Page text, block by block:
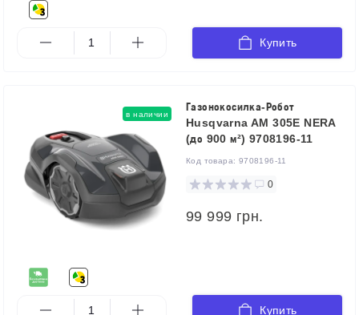
Купить
в наличии
Газонокосилка-Робот
Husqvarna AM 305E NERA
(до 900 м²) 9708196‑11
Код товара: 9708196‑11
0
99 999 грн.
Купить